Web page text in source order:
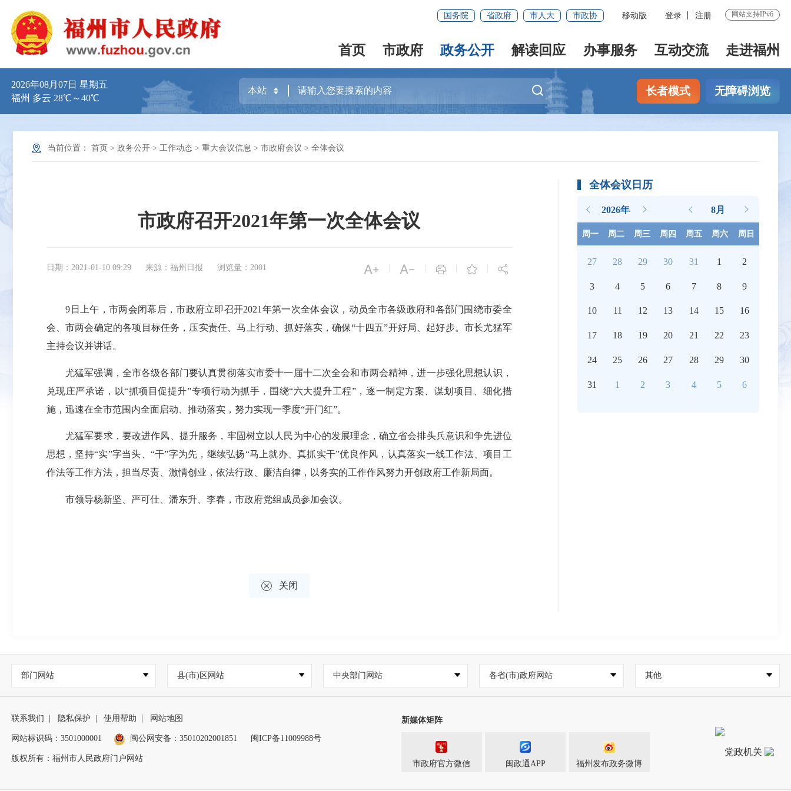
国务院 省政府 市人大 市政协 移动版 登录 注册 网站支持IPv6
首页 市政府 政务公开 解读回应 办事服务 互动交流 走进福州
2026年08月07日 星期五
福州 多云 28℃～40℃
长者模式 无障碍浏览
当前位置： 首页 > 政务公开 > 工作动态 > 重大会议信息 > 市政府会议 > 全体会议
市政府召开2021年第一次全体会议
日期：2021-01-10 09:29 来源：福州日报 浏览量：2001  |  |  |  | 
9日上午，市两会闭幕后，市政府立即召开2021年第一次全体会议，动员全市各级政府和各部门围绕市委全
会、市两会确定的各项目标任务，压实责任、马上行动、抓好落实，确保“十四五”开好局、起好步。市长尤猛军
主持会议并讲话。
尤猛军强调，全市各级各部门要认真贯彻落实市委十一届十二次全会和市两会精神，进一步强化思想认识，
兑现庄严承诺，以“抓项目促提升”专项行动为抓手，围绕“六大提升工程”，逐一制定方案、谋划项目、细化措
施，迅速在全市范围内全面启动、推动落实，努力实现一季度“开门红”。
尤猛军要求，要改进作风、提升服务，牢固树立以人民为中心的发展理念，确立省会排头兵意识和争先进位
思想，坚持“实”字当头、“干”字为先，继续弘扬“马上就办、真抓实干”优良作风，认真落实一线工作法、项目工
作法等工作方法，担当尽责、激情创业，依法行政、廉洁自律，以务实的工作作风努力开创政府工作新局面。
市领导杨新坚、严可仕、潘东升、李春，市政府党组成员参加会议。
 关闭
全体会议日历
2026年 8月
周一 周二 周三 周四 周五 周六 周日
27 28 29 30 31 1 2
3 4 5 6 7 8 9
10 11 12 13 14 15 16
17 18 19 20 21 22 23
24 25 26 27 28 29 30
31 1 2 3 4 5 6
部门网站 县(市)区网站 中央部门网站 各省(市)政府网站 其他
联系我们 隐私保护 使用帮助 网站地图
网站标识码：3501000001 闽公网安备： 35010202001851 闽ICP备11009988号
版权所有：福州市人民政府门户网站
新媒体矩阵
市政府官方微信 闽政通APP 福州发布政务微博